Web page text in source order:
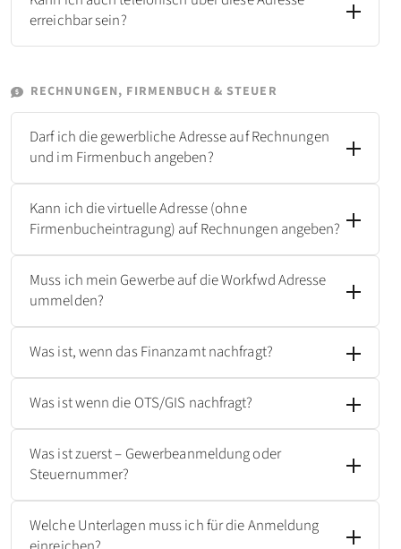
erreichbar sein?
RECHNUNGEN, FIRMENBUCH & STEUER
Darf ich die gewerbliche Adresse auf Rechnungen
und im Firmenbuch angeben?
Kann ich die virtuelle Adresse (ohne
Firmenbucheintragung) auf Rechnungen angeben?
Muss ich mein Gewerbe auf die Workfwd Adresse
ummelden?
Was ist, wenn das Finanzamt nachfragt?
Was ist wenn die OTS/GIS nachfragt?
Was ist zuerst – Gewerbeanmeldung oder
Steuernummer?
Welche Unterlagen muss ich für die Anmeldung